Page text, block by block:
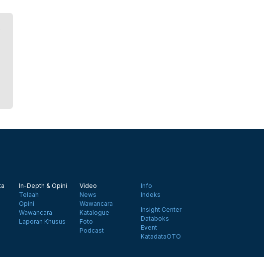
In-Depth & Opini
Telaah
Opini
Wawancara
Laporan Khusus
Video
News
Wawancara
Katalogue
Foto
Podcast
Info
Indeks
Insight Center
Databoks
Event
KatadataOTO